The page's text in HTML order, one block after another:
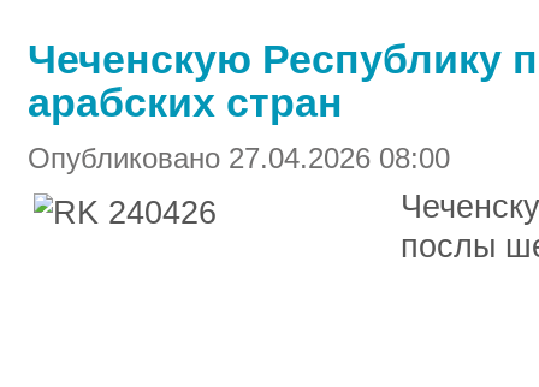
Чеченскую Республику
арабских стран
Опубликовано 27.04.2026 08:00
послы